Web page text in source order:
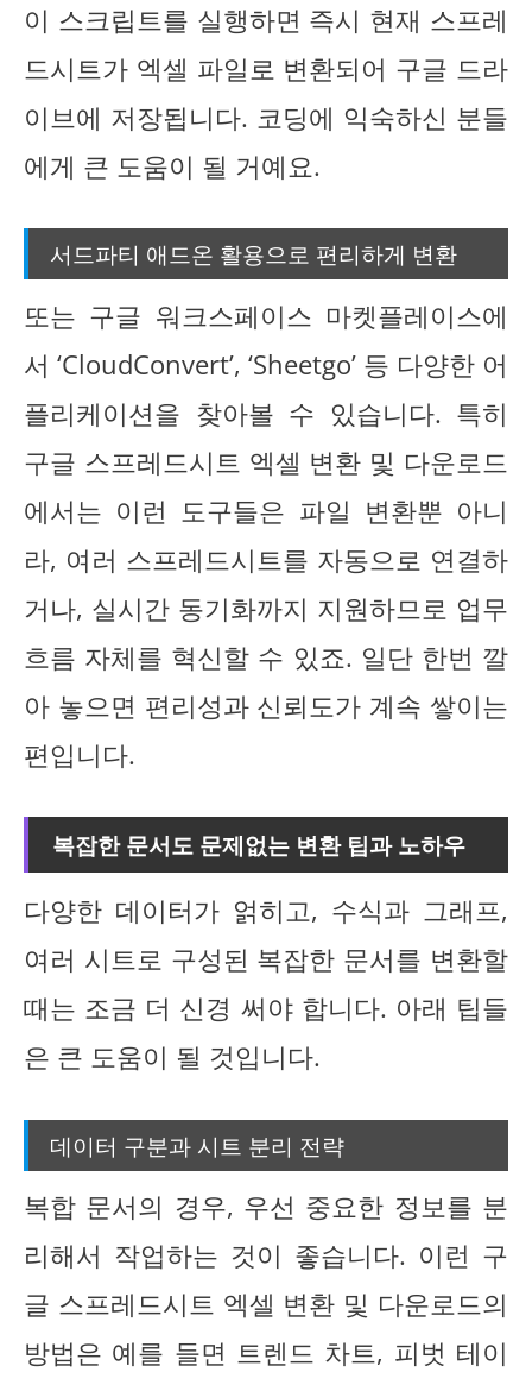
이 스크립트를 실행하면 즉시 현재 스프레
드시트가 엑셀 파일로 변환되어 구글 드라
이브에 저장됩니다. 코딩에 익숙하신 분들
에게 큰 도움이 될 거예요.
서드파티 애드온 활용으로 편리하게 변환
또는 구글 워크스페이스 마켓플레이스에
서 ‘CloudConvert’, ‘Sheetgo’ 등 다양한 어
플리케이션을 찾아볼 수 있습니다. 특히
구글 스프레드시트 엑셀 변환 및 다운로드
에서는 이런 도구들은 파일 변환뿐 아니
라, 여러 스프레드시트를 자동으로 연결하
거나, 실시간 동기화까지 지원하므로 업무
흐름 자체를 혁신할 수 있죠. 일단 한번 깔
아 놓으면 편리성과 신뢰도가 계속 쌓이는
편입니다.
복잡한 문서도 문제없는 변환 팁과 노하우
다양한 데이터가 얽히고, 수식과 그래프,
여러 시트로 구성된 복잡한 문서를 변환할
때는 조금 더 신경 써야 합니다. 아래 팁들
은 큰 도움이 될 것입니다.
데이터 구분과 시트 분리 전략
복합 문서의 경우, 우선 중요한 정보를 분
리해서 작업하는 것이 좋습니다. 이런 구
글 스프레드시트 엑셀 변환 및 다운로드의
방법은 예를 들면 트렌드 차트, 피벗 테이